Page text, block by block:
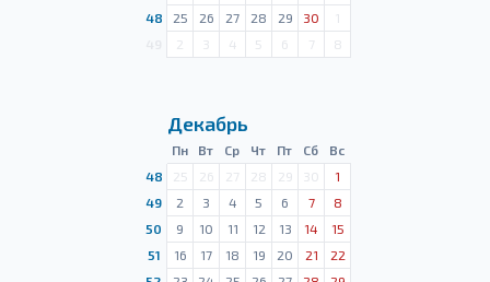
48
25 26 27 28 29 30
1
2 3 4 5 6 7 8
Декабрь
Пн Вт Ср Чт Пт Сб
Вс
48
25 26 27 28 29 30
1
49
2 3 4 5 6 7
8
50
9 10 11 12 13 14
15
51
16 17 18 19 20 21
22